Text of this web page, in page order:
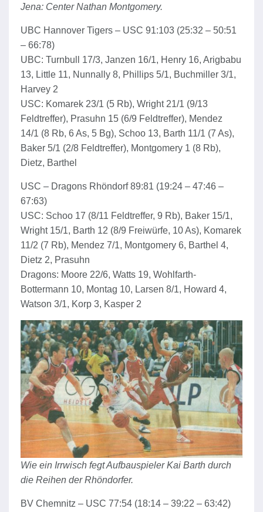
Jena: Center Nathan Montgomery.
UBC Hannover Tigers – USC 91:103 (25:32 – 50:51
– 66:78)
UBC: Turnbull 17/3, Janzen 16/1, Henry 16, Arigbabu
13, Little 11, Nunnally 8, Phillips 5/1, Buchmiller 3/1,
Harvey 2
USC: Komarek 23/1 (5 Rb), Wright 21/1 (9/13
Feldtreffer), Prasuhn 15 (6/9 Feldtreffer), Mendez
14/1 (8 Rb, 6 As, 5 Bg), Schoo 13, Barth 11/1 (7 As),
Baker 5/1 (2/8 Feldtreffer), Montgomery 1 (8 Rb),
Dietz, Barthel
USC – Dragons Rhöndorf 89:81 (19:24 – 47:46 –
67:63)
USC: Schoo 17 (8/11 Feldtreffer, 9 Rb), Baker 15/1,
Wright 15/1, Barth 12 (8/9 Freiwürfe, 10 As), Komarek
11/2 (7 Rb), Mendez 7/1, Montgomery 6, Barthel 4,
Dietz 2, Prasuhn
Dragons: Moore 22/6, Watts 19, Wohlfarth-
Bottermann 10, Montag 10, Larsen 8/1, Howard 4,
Watson 3/1, Korp 3, Kasper 2
Wie ein Irrwisch fegt Aufbauspieler Kai Barth durch
die Reihen der Rhöndorfer.
BV Chemnitz – USC 77:54 (18:14 – 39:22 – 63:42)